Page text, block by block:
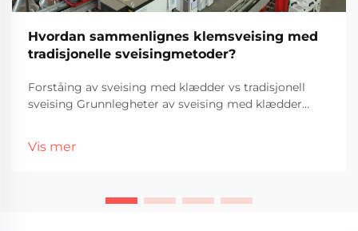
Hvordan sammenlignes klemsveising med
tradisjonelle sveisingmetoder?
Forståing av sveising med klædder vs tradisjonell
sveising Grunnlegheter av sveising med klædder
ved å påføre eit korrosjonsresistent metalllag over eit
Vis mer